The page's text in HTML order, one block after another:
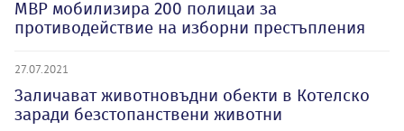
МВР мобилизира 200 полицаи за
противодействие на изборни престъпления
27.07.2021
Заличават животновъдни обекти в Котелско
заради безстопанствени животни